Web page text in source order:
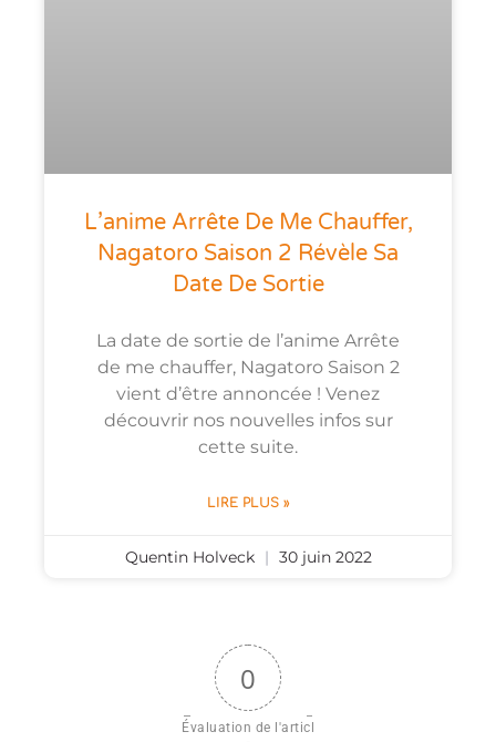
L’anime Arrête De Me Chauffer,
Nagatoro Saison 2 Révèle Sa
Date De Sortie
La date de sortie de l’anime Arrête
de me chauffer, Nagatoro Saison 2
vient d’être annoncée ! Venez
découvrir nos nouvelles infos sur
cette suite.
LIRE PLUS »
Quentin Holveck 30 juin 2022
0
Évaluation de l'articl